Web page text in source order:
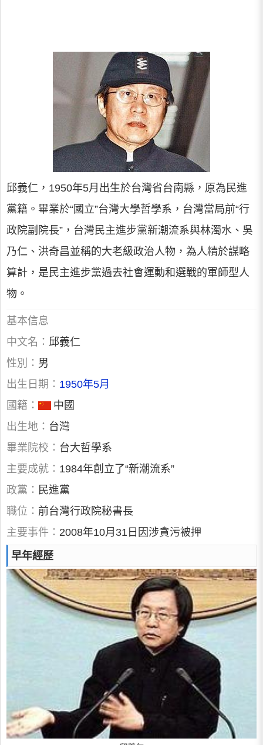
邱義仁，1950年5月出生於台灣省台南縣，原為民進
黨籍。畢業於“國立”台灣大學哲學系，台灣當局前“行
政院副院長”，台灣民主進步黨新潮流系與林濁水、吳
乃仁、洪奇昌並稱的大老級政治人物，為人精於謀略
算計，是民主進步黨過去社會運動和選戰的軍師型人
物。
基本信息
中文名： 邱義仁
性別： 男
出生日期： 1950年5月
國籍：
中國
出生地： 台灣
畢業院校： 台大哲學系
主要成就： 1984年創立了“新潮流系”
政黨： 民進黨
職位： 前台灣行政院秘書長
主要事件： 2008年10月31日因涉貪污被押
早年經歷